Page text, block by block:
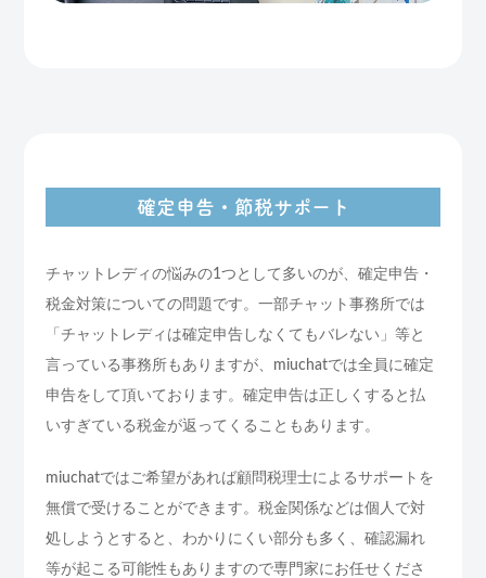
確定申告・節税サポート
チャットレディの悩みの1つとして多いのが、確定申告・
税金対策についての問題です。一部チャット事務所では
「チャットレディは確定申告しなくてもバレない」等と
言っている事務所もありますが、miuchatでは全員に確定
申告をして頂いております。確定申告は正しくすると払
いすぎている税金が返ってくることもあります。
miuchatではご希望があれば顧問税理士によるサポートを
無償で受けることができます。税金関係などは個人で対
処しようとすると、わかりにくい部分も多く、確認漏れ
等が起こる可能性もありますので専門家にお任せくださ